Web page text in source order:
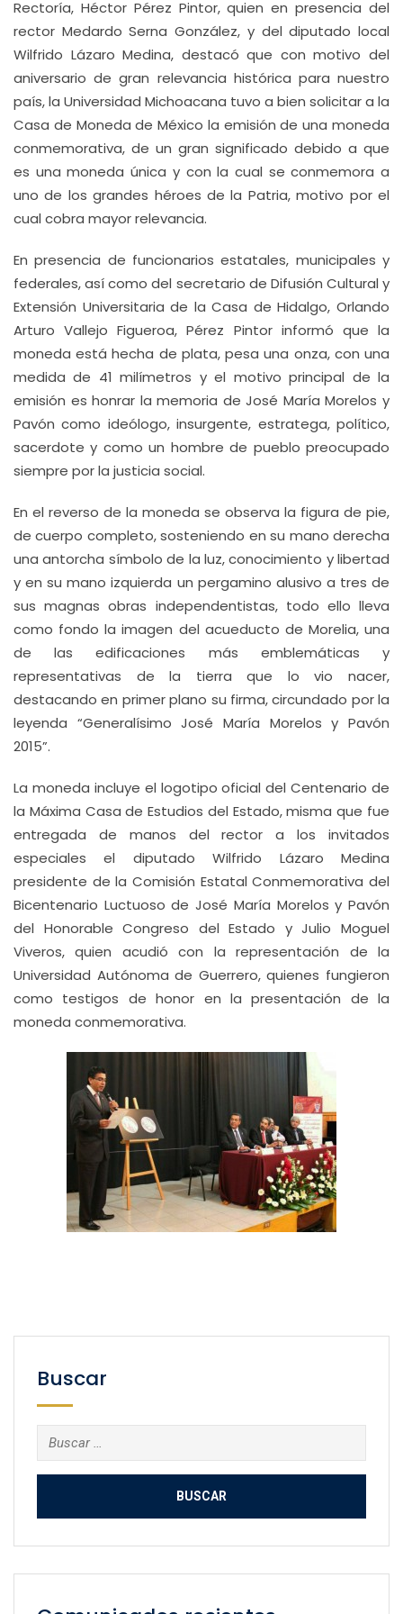
Rectoría, Héctor Pérez Pintor, quien en presencia del
rector Medardo Serna González, y del diputado local
Wilfrido Lázaro Medina, destacó que con motivo del
aniversario de gran relevancia histórica para nuestro
país, la Universidad Michoacana tuvo a bien solicitar a la
Casa de Moneda de México la emisión de una moneda
conmemorativa, de un gran significado debido a que
es una moneda única y con la cual se conmemora a
uno de los grandes héroes de la Patria, motivo por el
cual cobra mayor relevancia.
En presencia de funcionarios estatales, municipales y
federales, así como del secretario de Difusión Cultural y
Extensión Universitaria de la Casa de Hidalgo, Orlando
Arturo Vallejo Figueroa, Pérez Pintor informó que la
moneda está hecha de plata, pesa una onza, con una
medida de 41 milímetros y el motivo principal de la
emisión es honrar la memoria de José María Morelos y
Pavón como ideólogo, insurgente, estratega, político,
sacerdote y como un hombre de pueblo preocupado
siempre por la justicia social.
En el reverso de la moneda se observa la figura de pie,
de cuerpo completo, sosteniendo en su mano derecha
una antorcha símbolo de la luz, conocimiento y libertad
y en su mano izquierda un pergamino alusivo a tres de
sus magnas obras independentistas, todo ello lleva
como fondo la imagen del acueducto de Morelia, una
de las edificaciones más emblemáticas y
representativas de la tierra que lo vio nacer,
destacando en primer plano su firma, circundado por la
leyenda “Generalísimo José María Morelos y Pavón
2015”.
La moneda incluye el logotipo oficial del Centenario de
la Máxima Casa de Estudios del Estado, misma que fue
entregada de manos del rector a los invitados
especiales el diputado Wilfrido Lázaro Medina
presidente de la Comisión Estatal Conmemorativa del
Bicentenario Luctuoso de José María Morelos y Pavón
del Honorable Congreso del Estado y Julio Moguel
Viveros, quien acudió con la representación de la
Universidad Autónoma de Guerrero, quienes fungieron
como testigos de honor en la presentación de la
moneda conmemorativa.
Buscar
Buscar: